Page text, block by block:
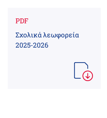
PDF
Σχολικά λεωφορεία
2025-2026